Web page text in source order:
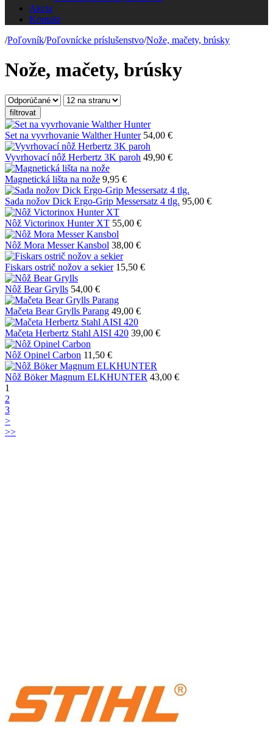
Akcia
Kontakt
/Poľovník/Poľovnícke príslušenstvo/Nože, mačety, brúsky
Nože, mačety, brúsky
filtrovat
Set na vyvrhovanie Walther Hunter 54,00 €
Vyvrhovací nôž Herbertz 3K paroh 49,90 €
Magnetická lišta na nože 9,95 €
Sada nožov Dick Ergo-Grip Messersatz 4 tlg. 95,00 €
Nôž Victorinox Hunter XT 55,00 €
Nôž Mora Messer Kansbol 38,00 €
Fiskars ostrič nožov a sekier 15,50 €
Nôž Bear Grylls 54,00 €
Mačeta Bear Grylls Parang 49,00 €
Mačeta Herbertz Stahl AISI 420 39,00 €
Nôž Opinel Carbon 11,50 €
Nôž Böker Magnum ELKHUNTER 43,00 €
1
2
3
˃
˃˃